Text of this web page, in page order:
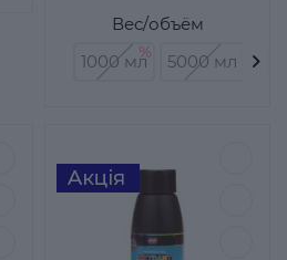
Вес/объём
1000 мл
5000 мл 60